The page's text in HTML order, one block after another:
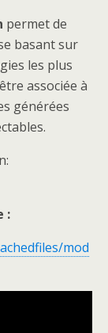
permet de
basant sur
les plus
associée à
générées
:
mod